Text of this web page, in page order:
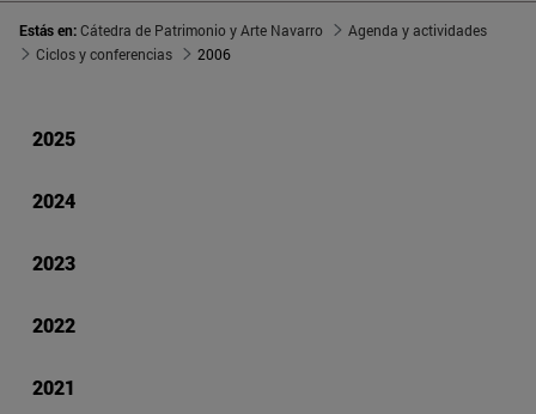
Estás en:Cátedra de Patrimonio y Arte Navarro
Agenda y actividades
Ciclos y conferencias
2006
2025
2024
2023
2022
2021